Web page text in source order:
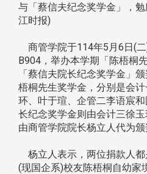
与「蔡信夫纪念奖学金」，
江时报)
商管学院于114年5月6日(
B904，举办本学期「陈梧桐
「蔡信夫院长纪念奖学金」
梧桐先生奖学金，分别是会
环、叶于瑄、企管二李语宸
长纪念奖学金则由会计三徐
由商管学院院长杨立人代为颁
杨立人表示，两位捐款人
(现国企系)校友陈梧桐自幼家